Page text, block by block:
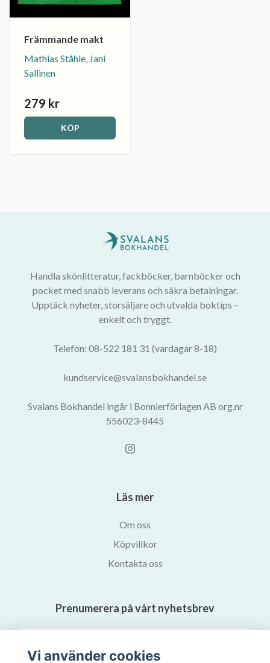
Främmande makt
Mathias Ståhle, Jani
Sallinen
279 kr
KÖP
Handla skönlitteratur, fackböcker, barnböcker och
pocket med snabb leverans och säkra betalningar.
Upptäck nyheter, storsäljare och utvalda boktips –
enkelt och tryggt.
Telefon: 08-522 181 31 (vardagar 8-18)
kundservice@svalansbokhandel.se
Svalans Bokhandel ingår i Bonnierförlagen AB org.nr
556023-8445
Läs mer
Om oss
Köpvillkor
Kontakta oss
Prenumerera på vårt nyhetsbrev
Vi använder cookies